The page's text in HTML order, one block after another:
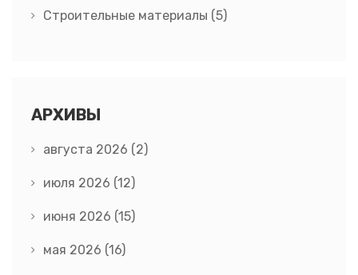
Строительные материалы (5)
АРХИВЫ
августа 2026 (2)
июля 2026 (12)
июня 2026 (15)
мая 2026 (16)